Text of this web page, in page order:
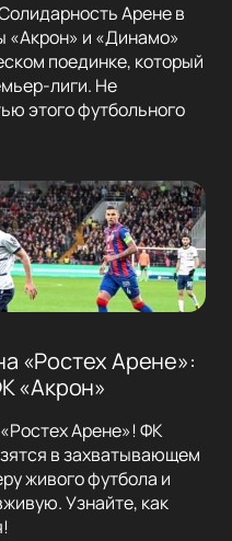
Арене в
«Акрон» и «Динамо»
поединке, который
лиги. Не
этого футбольного
«Ростех Арене»:
«Акрон»
Арене»! ФК
в захватывающем
живого футбола и
Узнайте, как